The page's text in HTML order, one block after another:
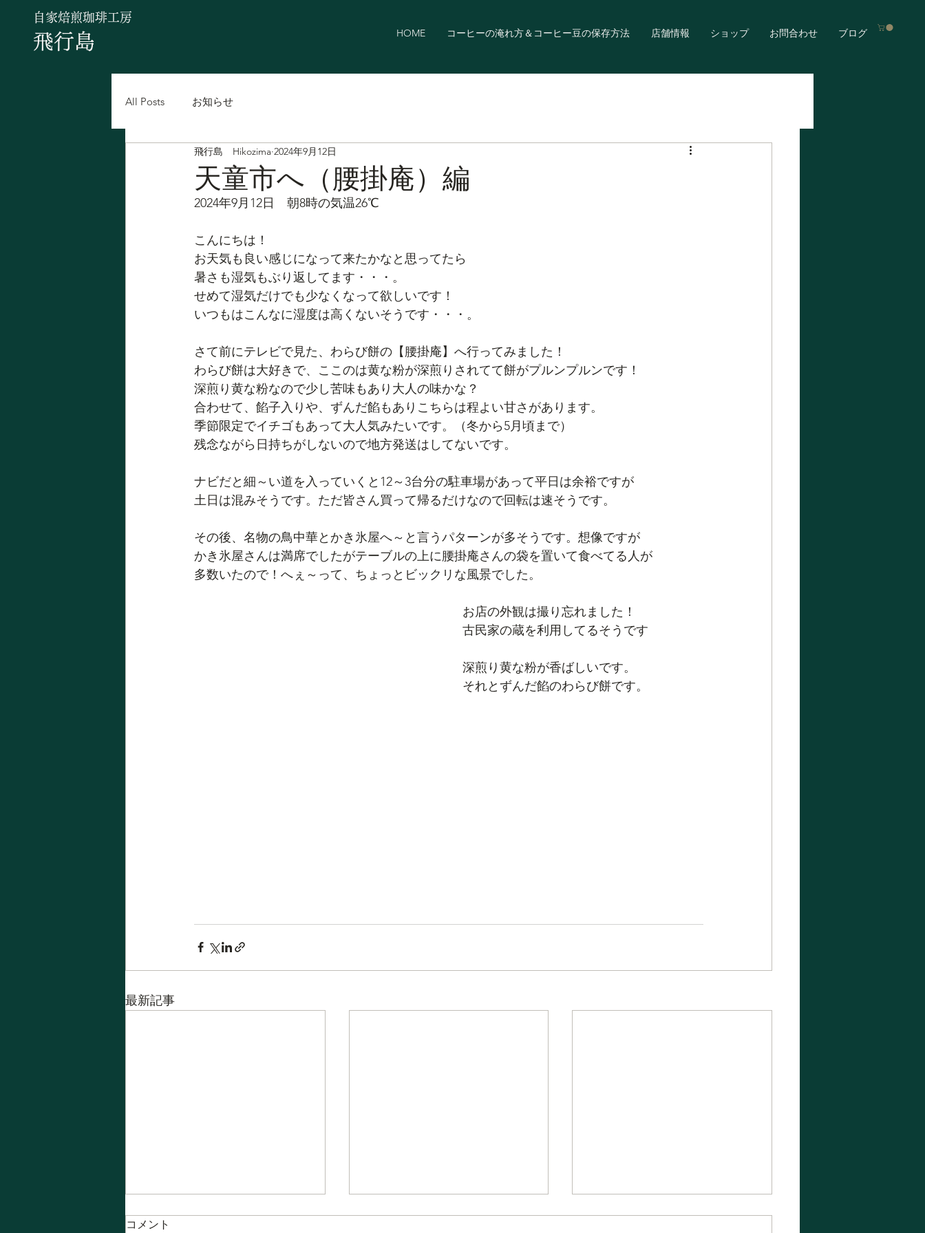
自家焙煎珈琲工房
飛行島 HOME コーヒーの淹れ方＆コーヒー豆の保存方法 店舗情報 ショップ お問合わせ ブログ
All Posts お知らせ
天童市へ（腰掛庵）編
飛行島 Hikozima 2024年9月12日
2024年9月12日　朝8時の気温26℃
こんにちは！
お天気も良い感じになって来たかなと思ってたら
暑さも湿気もぶり返してます・・・。
せめて湿気だけでも少なくなって欲しいです！
いつもはこんなに湿度は高くないそうです・・・。
さて前にテレビで見た、わらび餅の【腰掛庵】へ行ってみました！
わらび餅は大好きで、ここのは黄な粉が深煎りされてて餅がプルンプルンです！
深煎り黄な粉なので少し苦味もあり大人の味かな？
合わせて、餡子入りや、ずんだ餡もありこちらは程よい甘さがあります。
季節限定でイチゴもあって大人気みたいです。（冬から5月頃まで）
残念ながら日持ちがしないので地方発送はしてないです。
ナビだと細～い道を入っていくと12～3台分の駐車場があって平日は余裕ですが
土日は混みそうです。ただ皆さん買って帰るだけなので回転は速そうです。
その後、名物の鳥中華とかき氷屋へ～と言うパターンが多そうです。想像ですが
かき氷屋さんは満席でしたがテーブルの上に腰掛庵さんの袋を置いて食べてる人が
多数いたので！へぇ～って、ちょっとビックリな風景でした。
お店の外観は撮り忘れました！
古民家の蔵を利用してるそうです
深煎り黄な粉が香ばしいです。
それとずんだ餡のわらび餅です。
最新記事
コメント